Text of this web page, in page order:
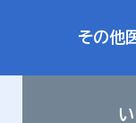
その他